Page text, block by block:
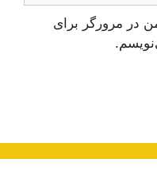
در مرورگر برای